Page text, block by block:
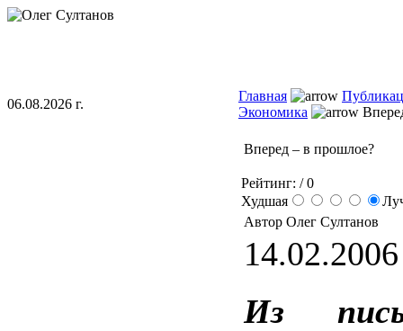
06.08.2026 г.
Главная
Экономика
Вперед – в прошлое?
Рейтинг: / 0
Худшая
Автор Олег Султанов
14.02.2006
Из